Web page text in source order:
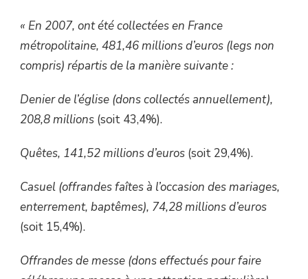
« En 2007, ont été collectées en France
métropolitaine, 481,46 millions d’euros (legs non
compris) répartis de la manière suivante :
Denier de l’église (dons collectés annuellement),
208,8 millions (soit 43,4%).
Quêtes, 141,52 millions d’euros (soit 29,4%).
Casuel (offrandes faîtes à l’occasion des mariages,
enterrement, baptêmes), 74,28 millions d’euros
(soit 15,4%).
Offrandes de messe (dons effectués pour faire